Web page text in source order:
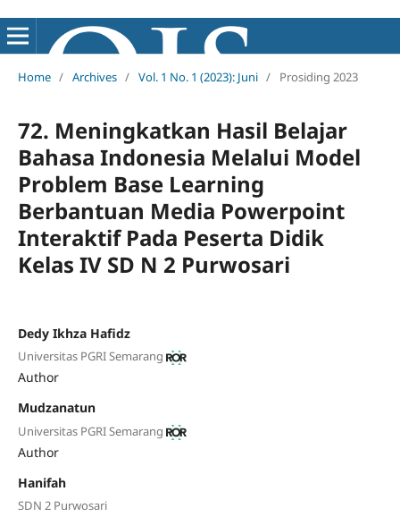
Home / Archives / Vol. 1 No. 1 (2023): Juni / Prosiding 2023
72. Meningkatkan Hasil Belajar
Bahasa Indonesia Melalui Model
Problem Base Learning
Berbantuan Media Powerpoint
Interaktif Pada Peserta Didik
Kelas IV SD N 2 Purwosari
Dedy Ikhza Hafidz
Universitas PGRI Semarang
Author
Mudzanatun
Universitas PGRI Semarang
Author
Hanifah
SDN 2 Purwosari